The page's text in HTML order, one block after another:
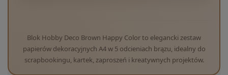
Blok Hobby Deco Brown Happy Color to elegancki zestaw
papierów dekoracyjnych A4 w 5 odcieniach brązu, idealny do
scrapbookingu, kartek, zaproszeń i kreatywnych projektów.